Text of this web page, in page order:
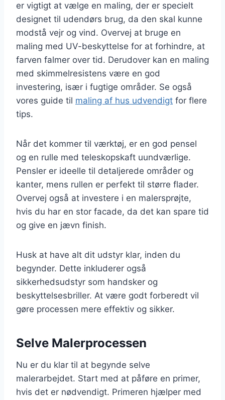
er vigtigt at vælge en maling, der er specielt
designet til udendørs brug, da den skal kunne
modstå vejr og vind. Overvej at bruge en
maling med UV-beskyttelse for at forhindre, at
farven falmer over tid. Derudover kan en maling
med skimmelresistens være en god
investering, især i fugtige områder. Se også
vores guide til maling af hus udvendigt for flere
tips.
Når det kommer til værktøj, er en god pensel
og en rulle med teleskopskaft uundværlige.
Pensler er ideelle til detaljerede områder og
kanter, mens rullen er perfekt til større flader.
Overvej også at investere i en malersprøjte,
hvis du har en stor facade, da det kan spare tid
og give en jævn finish.
Husk at have alt dit udstyr klar, inden du
begynder. Dette inkluderer også
sikkerhedsudstyr som handsker og
beskyttelsesbriller. At være godt forberedt vil
gøre processen mere effektiv og sikker.
Selve Malerprocessen
Nu er du klar til at begynde selve
malerarbejdet. Start med at påføre en primer,
hvis det er nødvendigt. Primeren hjælper med